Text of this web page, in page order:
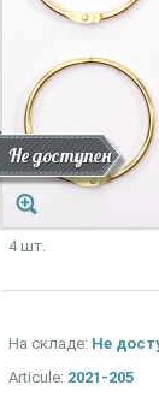
Скидка
Новинка
Не доступен
4 шт.
На складе: Не
Articule: 2021-205